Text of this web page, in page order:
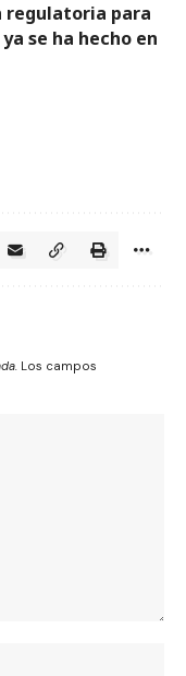
regulatoria para
se ha hecho en
Los campos